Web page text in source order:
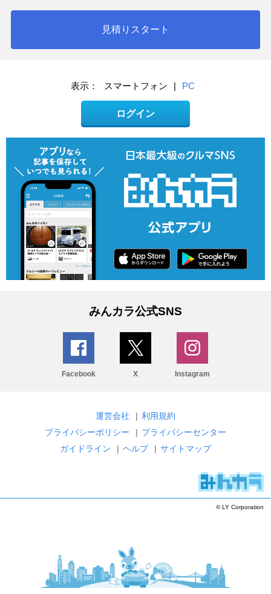
見積りスタート
表示： スマートフォン PC
ログイン
みんカラ公式SNS
Facebook X Instagram
運営会社 | 利用規約
プライバシーポリシー
| プライバシーセンター
ガイドライン
| ヘルプ | サイトマップ
© LY Corporation